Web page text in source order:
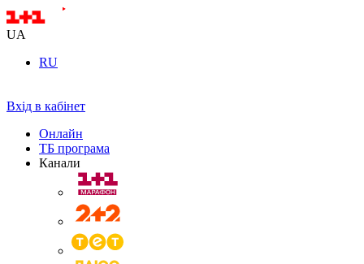
UA
RU
Вхід в кабінет
Онлайн
ТБ програма
Канали